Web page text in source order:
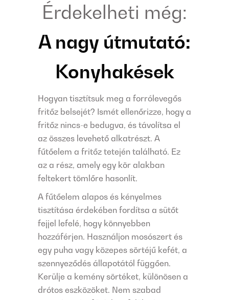
Érdekelheti még:
A nagy útmutató:
Konyhakések
Hogyan tisztítsuk meg a forrólevegős
fritőz belsejét? Ismét ellenőrizze, hogy a
fritőz nincs-e bedugva, és távolítsa el
az összes levehető alkatrészt. A
fűtőelem a fritőz tetején található. Ez
az a rész, amely egy kör alakban
feltekert tömlőre hasonlít.
A fűtőelem alapos és kényelmes
tisztítása érdekében fordítsa a sütőt
fejjel lefelé, hogy könnyebben
hozzáférjen. Használjon mosószert és
egy puha vagy közepes sörtéjű kefét, a
szennyeződés állapotától függően.
Kerülje a kemény sörtéket, különösen a
drótos eszközöket. Nem szabad